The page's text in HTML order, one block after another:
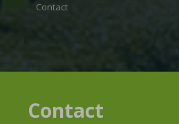
Contact
Contact